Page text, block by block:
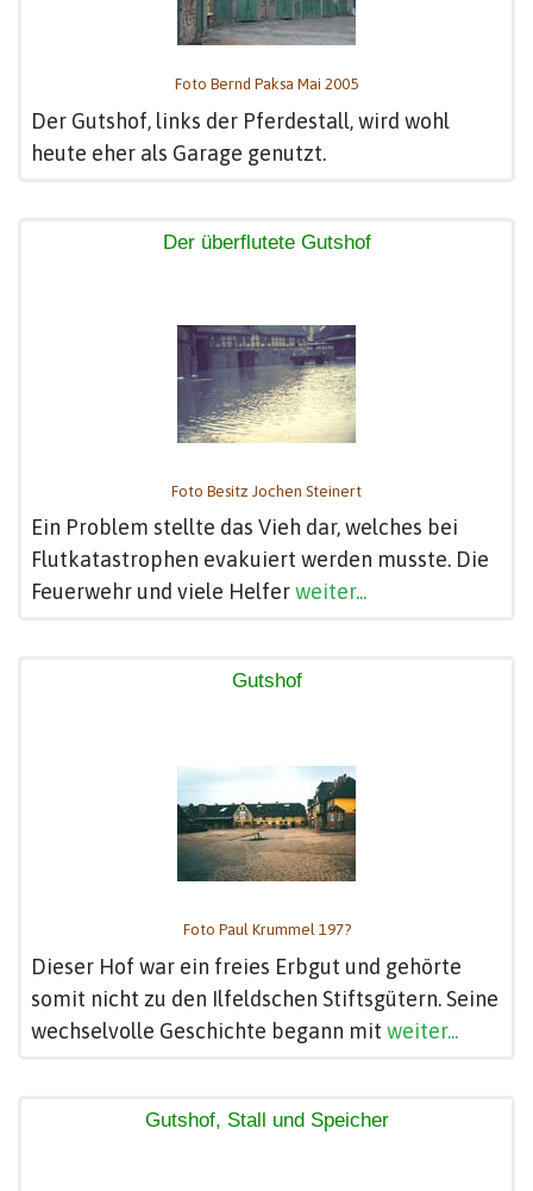
Foto Bernd Paksa Mai 2005
Der Gutshof, links der Pferdestall, wird wohl
heute eher als Garage genutzt.
Der überflutete Gutshof
Foto Besitz Jochen Steinert
Ein Problem stellte das Vieh dar, welches bei
Flutkatastrophen evakuiert werden musste. Die
Feuerwehr und viele Helferweiter...
Gutshof
Foto Paul Krummel 197?
Dieser Hof war ein freies Erbgut und gehörte
somit nicht zu den Ilfeldschen Stiftsgütern. Seine
wechselvolle Geschichte begann mit weiter...
Gutshof, Stall und Speicher